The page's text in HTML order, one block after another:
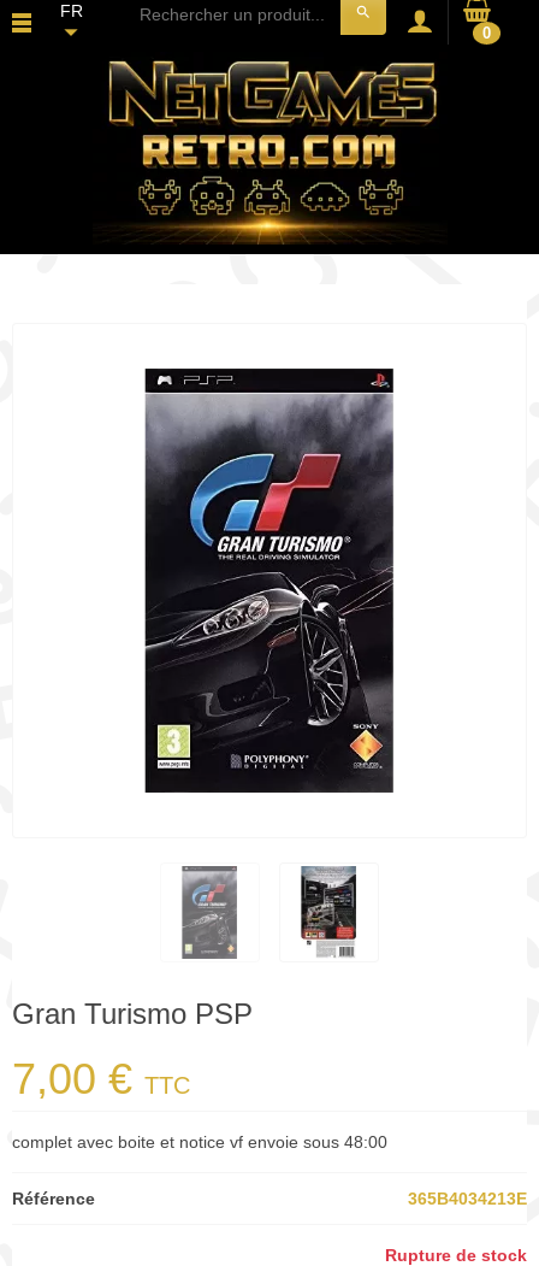
FR
search
0
Gran Turismo PSP
7,00 € TTC
complet avec boite et notice vf envoie sous 48:00
Référence 365B4034213E
Rupture de stock